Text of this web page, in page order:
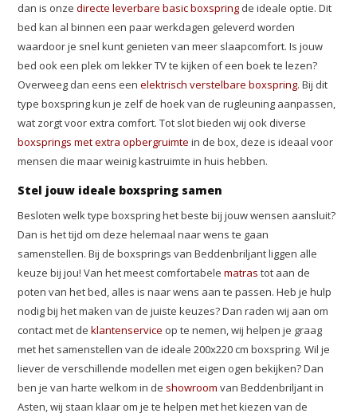
dan is onzedirecte leverbare basic boxspring de ideale optie. Dit
bed kan al binnen een paar werkdagen geleverd worden
waardoor je snel kunt genieten van meer slaapcomfort. Is jouw
bed ook een plek om lekker TV te kijken of een boek te lezen?
Overweeg dan eens eenelektrisch verstelbare boxspring. Bij dit
type boxspring kun je zelf de hoek van de rugleuning aanpassen,
wat zorgt voor extra comfort. Tot slot bieden wij ook diverse
boxsprings met extra opbergruimte in de box, deze is ideaal voor
mensen die maar weinig kastruimte in huis hebben.
Stel jouw ideale boxspring samen
Besloten welk type boxspring het beste bij jouw wensen aansluit?
Dan is het tijd om deze helemaal naar wens te gaan
samenstellen. Bij de boxsprings van Beddenbriljant liggen alle
keuze bij jou! Van het meest comfortabelematras tot aan de
poten van het bed, alles is naar wens aan te passen. Heb je hulp
nodig bij het maken van de juiste keuzes? Dan raden wij aan om
contact met deklantenservice op te nemen, wij helpen je graag
met het samenstellen van de ideale 200x220 cm boxspring. Wil je
liever de verschillende modellen met eigen ogen bekijken? Dan
ben je van harte welkom in de showroom van Beddenbriljant in
Asten, wij staan klaar om je te helpen met het kiezen van de